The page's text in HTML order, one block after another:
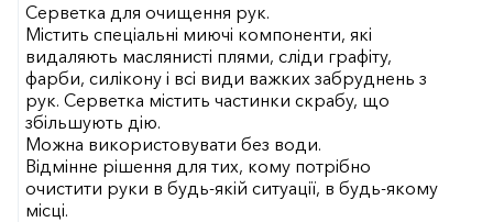
Серветка для очищення рук.
Містить спеціальні миючі компоненти, які
видаляють маслянисті плями, сліди графіту,
фарби, силікону і всі види важких забруднень з
рук. Серветка містить частинки скрабу, що
збільшують дію.
Можна використовувати без води.
Відмінне рішення для тих, кому потрібно
очистити руки в будь-якій ситуації, в будь-якому
місці.